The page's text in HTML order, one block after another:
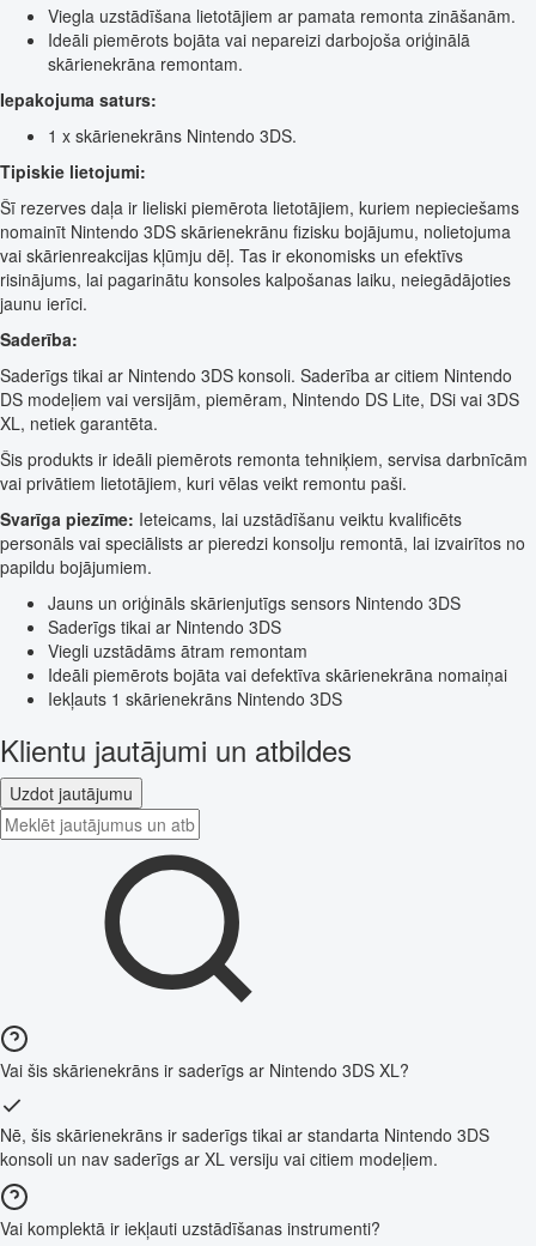
Viegla uzstādīšana lietotājiem ar pamata remonta zināšanām.
Ideāli piemērots bojāta vai nepareizi darbojoša oriģinālā
skārienekrāna remontam.
Iepakojuma saturs:
1 x skārienekrāns Nintendo 3DS.
Tipiskie lietojumi:
Šī rezerves daļa ir lieliski piemērota lietotājiem, kuriem nepieciešams
nomainīt Nintendo 3DS skārienekrānu fizisku bojājumu, nolietojuma
vai skārienreakcijas kļūmju dēļ. Tas ir ekonomisks un efektīvs
risinājums, lai pagarinātu konsoles kalpošanas laiku, neiegādājoties
jaunu ierīci.
Saderība:
Saderīgs tikai ar Nintendo 3DS konsoli. Saderība ar citiem Nintendo
DS modeļiem vai versijām, piemēram, Nintendo DS Lite, DSi vai 3DS
XL, netiek garantēta.
Šis produkts ir ideāli piemērots remonta tehniķiem, servisa darbnīcām
vai privātiem lietotājiem, kuri vēlas veikt remontu paši.
Svarīga piezīme: Ieteicams, lai uzstādīšanu veiktu kvalificēts
personāls vai speciālists ar pieredzi konsolju remontā, lai izvairītos no
papildu bojājumiem.
Jauns un oriģināls skārienjutīgs sensors Nintendo 3DS
Saderīgs tikai ar Nintendo 3DS
Viegli uzstādāms ātram remontam
Ideāli piemērots bojāta vai defektīva skārienekrāna nomaiņai
Iekļauts 1 skārienekrāns Nintendo 3DS
Klientu jautājumi un atbildes
Uzdot jautājumu
Vai šis skārienekrāns ir saderīgs ar Nintendo 3DS XL?
Nē, šis skārienekrāns ir saderīgs tikai ar standarta Nintendo 3DS
konsoli un nav saderīgs ar XL versiju vai citiem modeļiem.
Vai komplektā ir iekļauti uzstādīšanas instrumenti?